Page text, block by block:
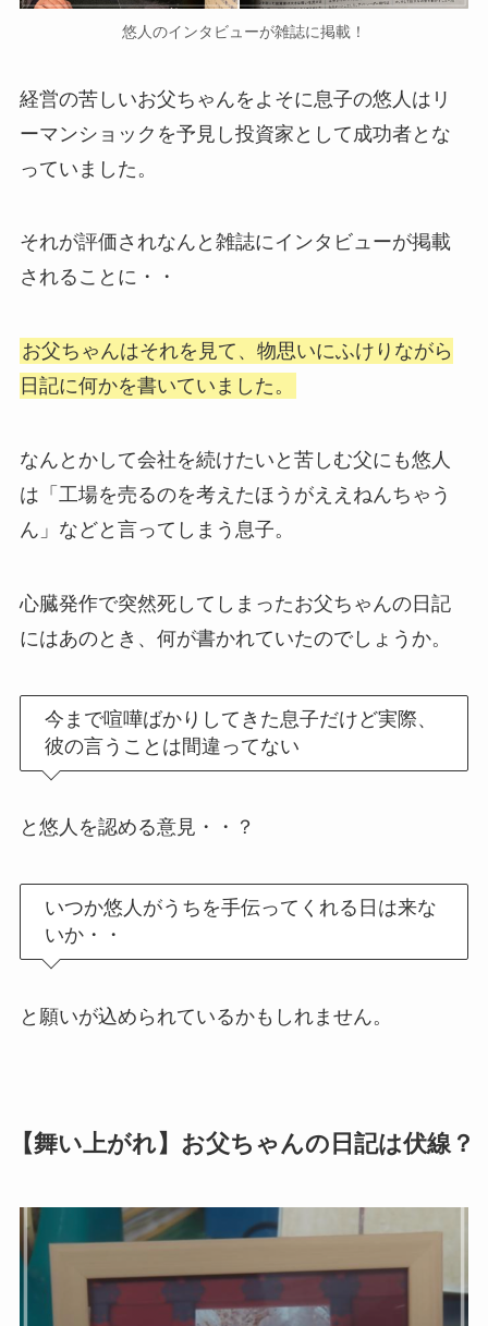
悠人のインタビューが雑誌に掲載！
経営の苦しいお父ちゃんをよそに息子の悠人はリ
ーマンショックを予見し投資家として成功者とな
っていました。
それが評価されなんと雑誌にインタビューが掲載
されることに・・
お父ちゃんはそれを見て、物思いにふけりながら
日記に何かを書いていました。
なんとかして会社を続けたいと苦しむ父にも悠人
は「工場を売るのを考えたほうがええねんちゃう
ん」などと言ってしまう息子。
心臓発作で突然死してしまったお父ちゃんの日記
にはあのとき、何が書かれていたのでしょうか。
今まで喧嘩ばかりしてきた息子だけど実際、
彼の言うことは間違ってない
と悠人を認める意見・・？
いつか悠人がうちを手伝ってくれる日は来な
いか・・
と願いが込められているかもしれません。
【舞い上がれ】お父ちゃんの日記は伏線？